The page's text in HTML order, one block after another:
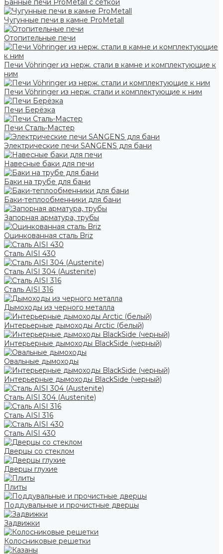
Банные печи ProMetall с сеткой
Чугунные печи в камне ProMetall
Отопительные печи
Печи Vöhringer из нерж. стали в камне и комплектующие к
ним
Печи Vöhringer из нерж. стали и комплектующие к ним
Печи Берёзка
Печи Сталь-Мастер
Электрические печи SANGENS для бани
Навесные баки для печи
Баки на трубе для бани
Баки-теплообменники для бани
Запорная арматура, трубы
Оцинкованная сталь Briz
Сталь AISI 430
Сталь AISI 304 (Austenite)
Сталь AISI 316
Дымоходы из черного металла
Интерьерные дымоходы Arctic (белый)
Интерьерные дымоходы BlackSide (черный)
Овальные дымоходы
Интерьерные дымоходы BlackSide (черный)
Сталь AISI 304 (Austenite)
Сталь AISI 316
Сталь AISI 430
Дверцы со стеклом
Дверцы глухие
Плиты
Поддувальные и прочистные дверцы
Задвижки
Колосниковые решетки